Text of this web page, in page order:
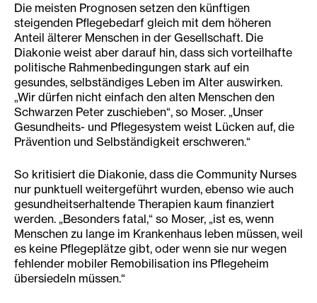
Die meisten Prognosen setzen den künftigen
steigenden Pflegebedarf gleich mit dem höheren
Anteil älterer Menschen in der Gesellschaft. Die
Diakonie weist aber darauf hin, dass sich vorteilhafte
politische Rahmenbedingungen stark auf ein
gesundes, selbständiges Leben im Alter auswirken.
„Wir dürfen nicht einfach den alten Menschen den
Schwarzen Peter zuschieben“, so Moser. „Unser
Gesundheits- und Pflegesystem weist Lücken auf, die
Prävention und Selbständigkeit erschweren.“
So kritisiert die Diakonie, dass die Community Nurses
nur punktuell weitergeführt wurden, ebenso wie auch
gesundheitserhaltende Therapien kaum finanziert
werden. „Besonders fatal,“ so Moser, „ist es, wenn
Menschen zu lange im Krankenhaus leben müssen, weil
es keine Pflegeplätze gibt, oder wenn sie nur wegen
fehlender mobiler Remobilisation ins Pflegeheim
übersiedeln müssen.“